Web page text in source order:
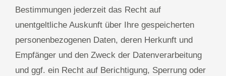
Bestimmungen jederzeit das Recht auf
unentgeltliche Auskunft über Ihre gespeicherten
personenbezogenen Daten, deren Herkunft und
Empfänger und den Zweck der Datenverarbeitung
und ggf. ein Recht auf Berichtigung, Sperrung oder